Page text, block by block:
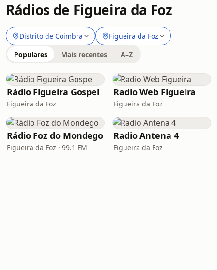
Rádios de Figueira da Foz
Distrito de Coimbra Figueira da Foz
Populares Mais recentes A–Z
Rádio Figueira Gospel
Figueira da Foz
Radio Web Figueira
Figueira da Foz
Rádio Foz do Mondego
Figueira da Foz · 99.1 FM
Radio Antena 4
Figueira da Foz